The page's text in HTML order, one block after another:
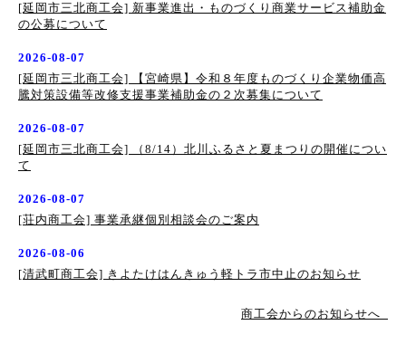
[延岡市三北商工会] 新事業進出・ものづくり商業サービス補助金
の公募について
2026-08-07
[延岡市三北商工会] 【宮崎県】令和８年度ものづくり企業物価高
騰対策設備等改修支援事業補助金の２次募集について
2026-08-07
[延岡市三北商工会] （8/14）北川ふるさと夏まつりの開催につい
て
2026-08-07
[荘内商工会] 事業承継個別相談会のご案内
2026-08-06
[清武町商工会] きよたけはんきゅう軽トラ市中止のお知らせ
商工会からのお知らせへ